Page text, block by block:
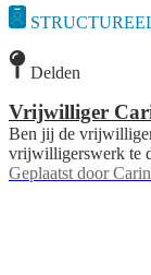
Delden
Vrijwilliger
Ben jij de
vrijwilligerswerk te
Geplaatst door